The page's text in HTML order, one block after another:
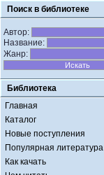
Поиск в библиотеке
Автор:
Название:
Жанр:
Библиотека
Главная
Каталог
Новые поступления
Популярная литература
Как качать